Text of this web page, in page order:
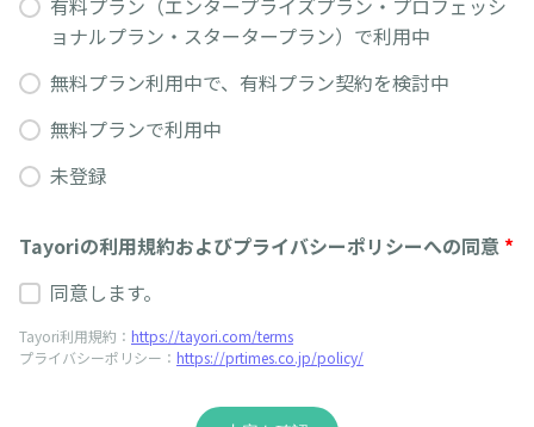
有料プラン（エンタープライズプラン・プロフェッシ
ョナルプラン・スタータープラン）で利用中
無料プラン利用中で、有料プラン契約を検討中
無料プランで利用中
未登録
Tayoriの利用規約およびプライバシーポリシーへの同意 *
同意します。
Tayori利用規約： https://tayori.com/terms
プライバシーポリシー： https://prtimes.co.jp/policy/